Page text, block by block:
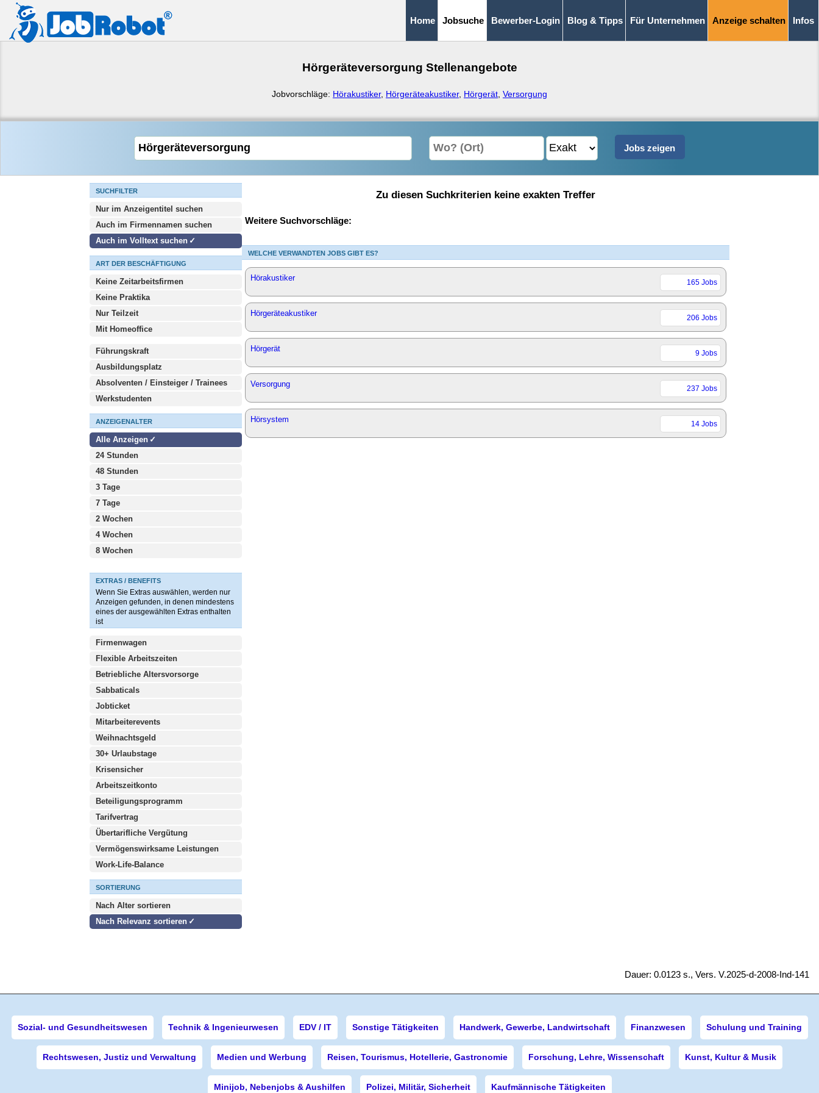
Home Jobsuche Bewerber-Login Blog & Tipps Für Unternehmen Anzeige schalten Infos
Hörgeräteversorgung Stellenangebote
Jobvorschläge: Hörakustiker, Hörgeräteakustiker, Hörgerät Versorgung
SUCHFILTER
Nur im Anzeigentitel suchen
Auch im Firmennamen suchen
Auch im Volltext suchen
ART DER BESCHÄFTIGUNG
Keine Zeitarbeitsfirmen
Keine Praktika
Nur Teilzeit
Mit Homeoffice
Führungskraft
Ausbildungsplatz
Absolventen / Einsteiger / Trainees
Werkstudenten
ANZEIGENALTER
Alle Anzeigen
24 Stunden
48 Stunden
3 Tage
7 Tage
2 Wochen
4 Wochen
8 Wochen
EXTRAS / BENEFITS
Wenn Sie Extras auswählen, werden nur
Anzeigen gefunden, in denen mindestens
eines der ausgewählten Extras enthalten
ist
Firmenwagen
Flexible Arbeitszeiten
Betriebliche Altersvorsorge
Sabbaticals
Jobticket
Mitarbeiterevents
Weihnachtsgeld
30+ Urlaubstage
Krisensicher
Arbeitszeitkonto
Beteiligungsprogramm
Tarifvertrag
Übertarifliche Vergütung
Vermögenswirksame Leistungen
Work-Life-Balance
SORTIERUNG
Nach Alter sortieren
Nach Relevanz sortieren
Zu diesen Suchkriterien keine exakten Treffer
Weitere Suchvorschläge:
WELCHE VERWANDTEN JOBS GIBT ES?
Hörakustiker 165 Jobs
Hörgeräteakustiker 206 Jobs
Hörgerät 9 Jobs
Versorgung 237 Jobs
Hörsystem 14 Jobs
Dauer: 0.0123 s., Vers. V.2025-d-2008-Ind-141
Sozial- und Gesundheitswesen Technik & Ingenieurwesen EDV / IT Sonstige Tätigkeiten Handwerk, Gewerbe, Landwirtschaft Finanzwesen Schulung und Training
Rechtswesen, Justiz und Verwaltung Medien und Werbung Reisen, Tourismus, Hotellerie, Gastronomie Forschung, Lehre, Wissenschaft Kunst, Kultur & Musik
Minijob, Nebenjobs & Aushilfen Polizei, Militär, Sicherheit Kaufmännische Tätigkeiten